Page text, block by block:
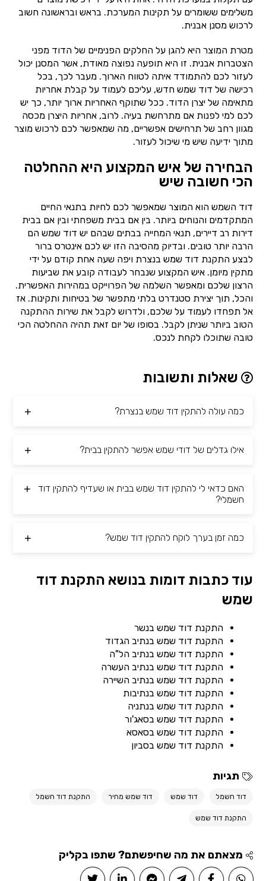
משלימים ששומרים על תקינות המערכת. בראש ובראשונה חשוב
לרכוש מסנן אבנית.
מטרת המוצר היא להגן על החלקים הפנימיים של הדוד מפני
הצטברות אבנית. זו היא תופעה נפוצה מאודת, אשר המסנן יכול
לעזור לכם להתמודד איתה לטווח הארוך. מעבר לכך, בכל
רכישה של דוד שמש חדש, עליכם לעמוד על קבלת אחריות
מתאימה של יצרן הדוד. ככל שתוקף האחריות ארוך יותר, כך יש
לכם למי לפנות אם מתרחשת בעיה. לרוב, אחריות היצרן מכסה
מגוון רחב של תרחישים אפשריים, מה שמאפשר לכם לרכוש מוצר
מתוך ידיעה שיש מי שיכול לעזור.
הבחירה של איש המקצוע היא ההחלטה
הכי חשובה שיש
דוד השמש הוא המוצר שמאפשר לכם לחיות בתנאי החיים
המתקדמים והנוחים ביותר. בין אם בבית משפחתי ובין אם בבית
דירות רב דיירים, תנאי המחייה בבתים שבהם יש דוד שמש הם
הרבה יותר טובים. ובדיוק מהסיבה הזו יש לכם אינטרס ברור
לבצע התקנת דוד שמש בנצרת ויפה שעה אחת קודם על ידי
מתקין מיומן. איש המקצוע שנבחר לעבודה קובע את שביעות
הרצון שלכם ומאפשר השלמה של הפרוייקט במהירות האפשרית.
והכל, תוך יצירת סטנדרט בלתי מתפשר של בטיחות ותקינות. אז
אל תפחדו לעמוד על שלכם, ולדרוש לקבל את שירות ההתקנה
הטוב ביותר שניתן לקבל. בסופו של יום זאת תהיה ההחלטה הכי
טובה שתוכלו לקחת לנכס.
שאלות ותשובות
כמה עולה להתקין דוד שמש בנצרת?
אילו גדלים של דודי שמש אפשר להתקין בבית?
האם כדאי לי להתקין דוד שמש בבית או שעדיף להתקין דוד
חשמלי?
כמה זמן בערך לוקח להתקין דוד שמש?
עוד כתבות דומות בנושא התקנת דוד
שמש
התקנת דוד שמש בנשר
התקנת דוד שמש בנתיב הגדוד
התקנת דוד שמש בנתיב הל"ה
התקנת דוד שמש בנתיב העשרה
התקנת דוד שמש בנתיב השיירה
התקנת דוד שמש בנתיבות
התקנת דוד שמש בנתניה
התקנת דוד שמש בסאג'ור
התקנת דוד שמש בסאסא
התקנת דוד שמש בסביון
תגיות
דוד חשמל דוד שמש דוד שמש מחיר התקנת דוד חשמל
התקנת דוד שמש
מצאתם את מה שחיפשתם? שתפו בקליק